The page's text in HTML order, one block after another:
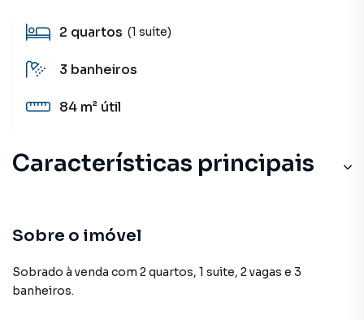
2 quartos (1 suíte)
3 banheiros
84 m² útil
Características principais
Sobre o imóvel
Sobrado à venda com 2 quartos, 1 suite, 2 vagas e 3
banheiros.